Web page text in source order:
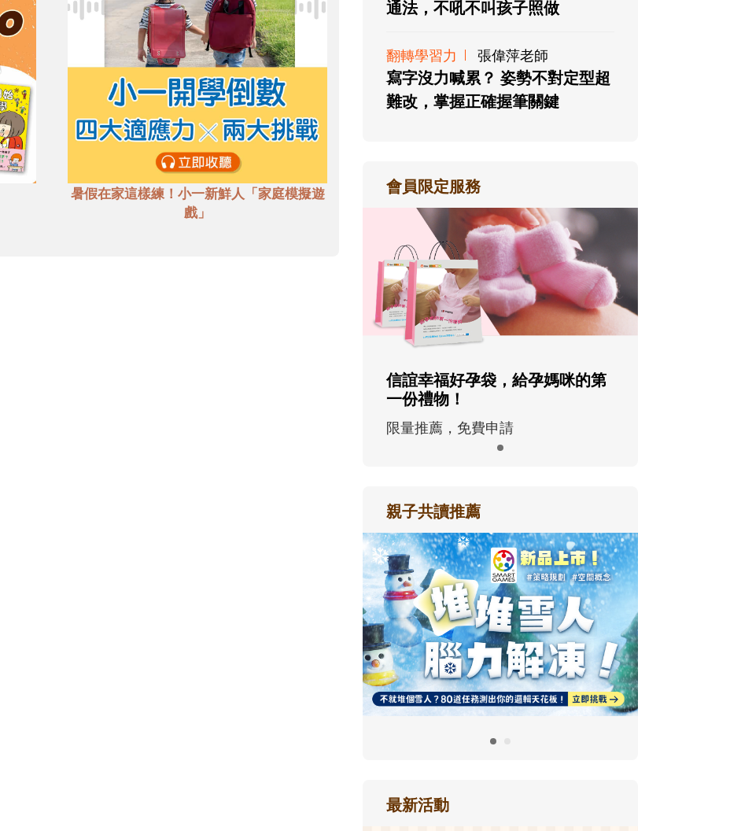
暑假在家這樣練！小一新鮮人「家庭模擬遊
戲」
通法，不吼不叫孩子照做
翻轉學習力 張偉萍老師
寫字沒力喊累？ 姿勢不對定型超
難改，掌握正確握筆關鍵
會員限定服務
信誼幸福好孕袋，給孕媽咪的第
一份禮物！
限量推薦，免費申請
親子共讀推薦
最新活動